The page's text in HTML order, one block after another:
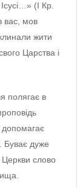
(І Кр.
вас, мов
жити
Царства і
полягає в
допомагає
Буває дуже
Церкви слово